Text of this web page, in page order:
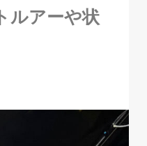
ルアーや状